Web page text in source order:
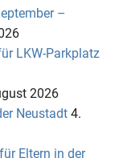
–
LKW-Parkplatz
2026
Neustadt 4.
Eltern in der